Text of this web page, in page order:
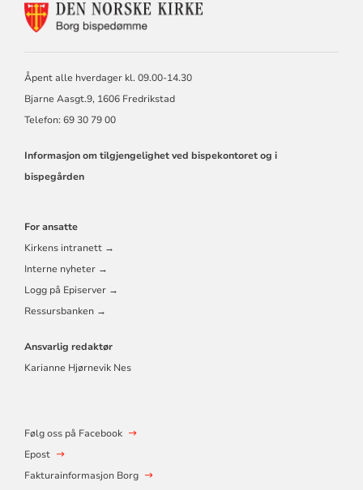
KONTAKTINFORMASJON
Åpent alle hverdager kl. 09.00-14.30
Bjarne Aasgt.9, 1606 Fredrikstad
Telefon: 69 30 79 00
Informasjon om tilgjengelighet ved bispekontoret og i
bispegården
For ansatte
Kirkens intranett →
Interne nyheter →
Logg på Episerver →
Ressursbanken →
Ansvarlig redaktør
Karianne Hjørnevik Nes
Følg oss på Facebook
Epost
Fakturainformasjon Borg